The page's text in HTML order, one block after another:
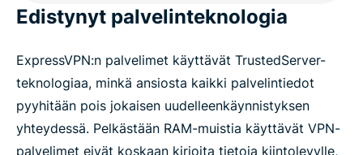
Edistynyt palvelinteknologia
ExpressVPN:n palvelimet käyttävät TrustedServer-
teknologiaa, minkä ansiosta kaikki palvelintiedot
pyyhitään pois jokaisen uudelleenkäynnistyksen
yhteydessä. Pelkästään RAM-muistia käyttävät VPN-
palvelimet eivät koskaan kirjoita tietoja kiintolevylle,